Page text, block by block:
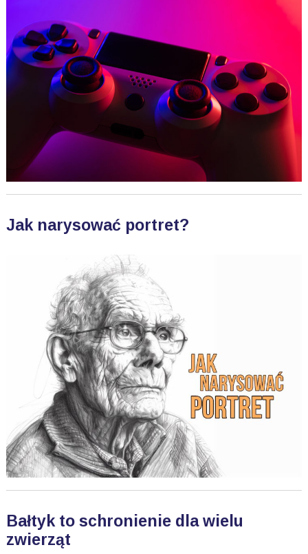
Jak narysować portret?
Bałtyk to schronienie dla wielu
zwierząt